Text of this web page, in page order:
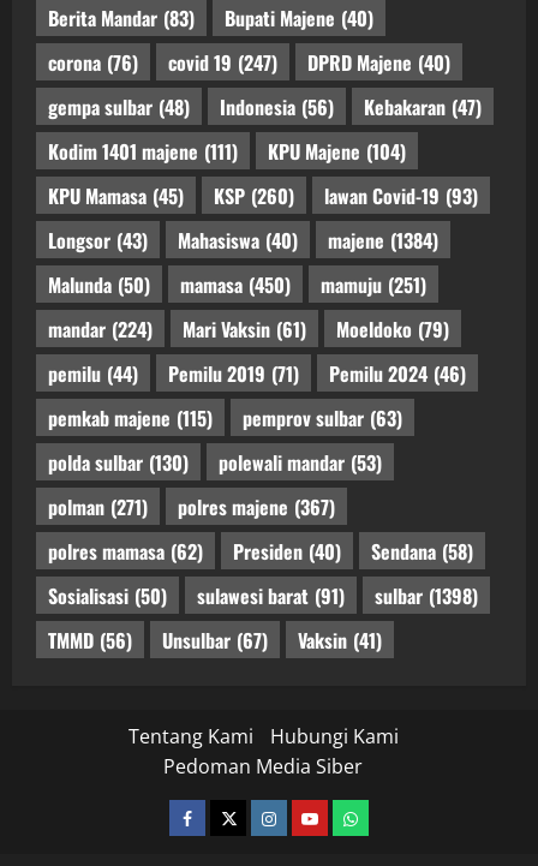
Berita Mandar (83) Bupati Majene (40)
corona (76) covid 19 (247) DPRD Majene (40)
gempa sulbar (48) Indonesia (56) Kebakaran (47)
Kodim 1401 majene (111) KPU Majene (104)
KPU Mamasa (45) KSP (260) lawan Covid-19 (93)
Longsor (43) Mahasiswa (40) majene (1384)
Malunda (50) mamasa (450) mamuju (251)
mandar (224) Mari Vaksin (61) Moeldoko (79)
pemilu (44) Pemilu 2019 (71) Pemilu 2024 (46)
pemkab majene (115) pemprov sulbar (63)
polda sulbar (130) polewali mandar (53)
polman (271) polres majene (367)
polres mamasa (62) Presiden (40) Sendana (58)
Sosialisasi (50) sulawesi barat (91) sulbar (1398)
TMMD (56) Unsulbar (67) Vaksin (41)
Tentang Kami
Hubungi Kami
Pedoman Media Siber
facebooktwitterinstagram.com
youtubewhatsapp